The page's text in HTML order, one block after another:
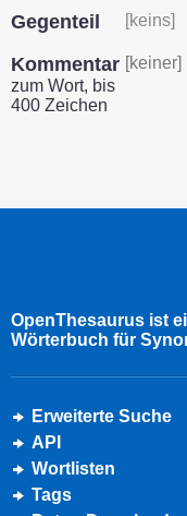
Gegenteil [keins]
Kommentar
zum Wort, bis
400 Zeichen
[keiner]
OpenThesaurus ist
Wörterbuch für
Erweiterte Suche
API
Wortlisten
Tags